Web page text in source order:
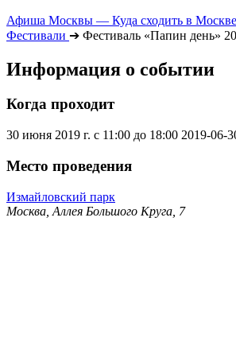
Афиша Москвы — Куда сходить в Москве
Фестивали ➔ Фестиваль «Папин день»
Информация о событии
Когда проходит
30 июня 2019 г. с 11:00 до 18:00 2019-06-
Место проведения
Измайловский парк
Москва, Аллея Большого Круга, 7